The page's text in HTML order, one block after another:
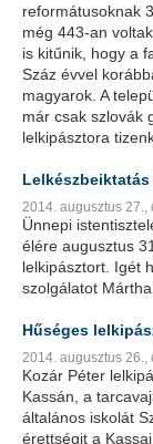
reformátusoknak
még 443-an
is kitűnik, hogy a
Száz évvel
magyarok. A
már csak szlovák
lelkipásztora
Lelkészbeiktatás
2014. augusztus 27.,
Ünnepi
élére augusztus
lelkipásztort. Igét
szolgálatot
Hűséges
2014. augusztus 26.,
Kozár Péter
Kassán, a
általános iskolát
érettségit a